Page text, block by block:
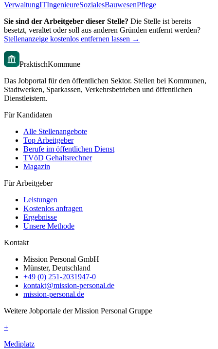
VerwaltungITIngenieureSozialesBauwesenPflege
Sie sind der Arbeitgeber dieser Stelle? Die Stelle ist bereits
besetzt, veraltet oder soll aus anderen Gründen entfernt werden?
Stellenanzeige kostenlos entfernen lassen →
PraktischKommune
Das Jobportal für den öffentlichen Sektor. Stellen bei Kommunen,
Stadtwerken, Sparkassen, Verkehrsbetrieben und öffentlichen
Dienstleistern.
Für Kandidaten
Alle Stellenangebote
Top Arbeitgeber
Berufe im öffentlichen Dienst
TVöD Gehaltsrechner
Magazin
Für Arbeitgeber
Leistungen
Kostenlos anfragen
Ergebnisse
Unsere Methode
Kontakt
Mission Personal GmbH
Münster, Deutschland
+49 (0) 251-2031947-0
kontakt@mission-personal.de
mission-personal.de
Weitere Jobportale der Mission Personal Gruppe
+
Mediplatz